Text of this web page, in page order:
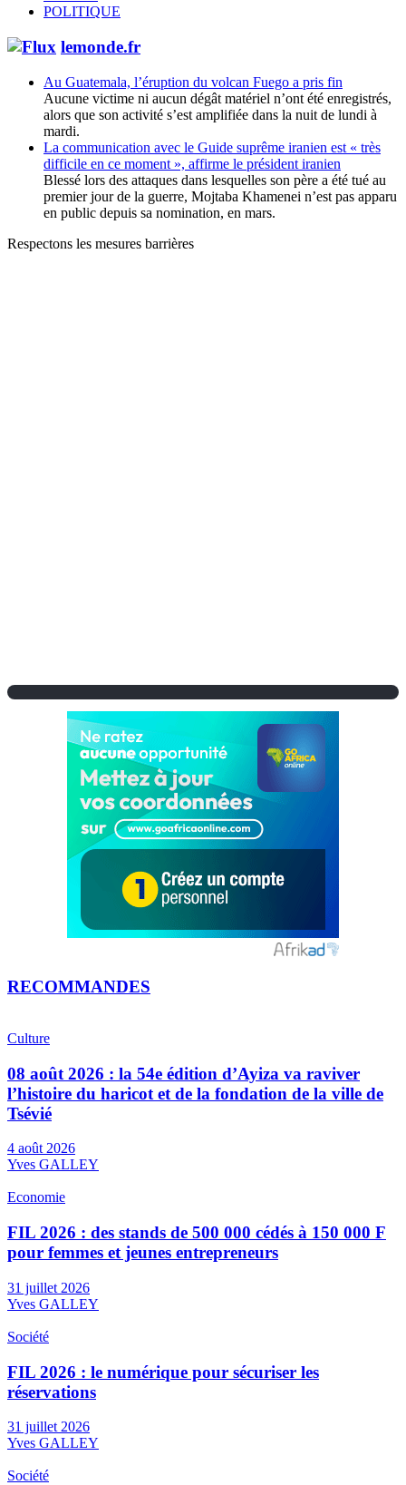
POLITIQUE
lemonde.fr
Au Guatemala, l’éruption du volcan Fuego a pris fin
Aucune victime ni aucun dégât matériel n’ont été enregistrés,
alors que son activité s’est amplifiée dans la nuit de lundi à
mardi.
La communication avec le Guide suprême iranien est « très
difficile en ce moment », affirme le président iranien
Blessé lors des attaques dans lesquelles son père a été tué au
premier jour de la guerre, Mojtaba Khamenei n’est pas apparu
en public depuis sa nomination, en mars.
Respectons les mesures barrières
RECOMMANDES
Culture
08 août 2026 : la 54e édition d’Ayiza va raviver
l’histoire du haricot et de la fondation de la ville de
Tsévié
4 août 2026
Yves GALLEY
Economie
FIL 2026 : des stands de 500 000 cédés à 150 000 F
pour femmes et jeunes entrepreneurs
31 juillet 2026
Yves GALLEY
Société
FIL 2026 : le numérique pour sécuriser les
réservations
31 juillet 2026
Yves GALLEY
Société